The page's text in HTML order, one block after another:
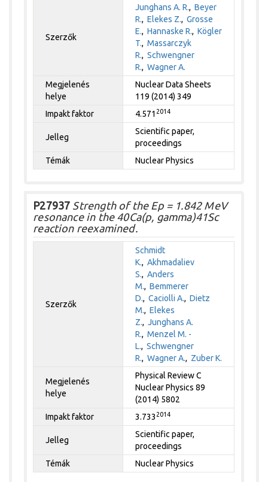
Szerzők
Junghans A. R.,Beyer
R.,Elekes Z.,Grosse
E.,Hannaske R.,Kögler
T.,Massarczyk
R.,Schwengner
R.,Wagner A.
Megjelenés
helye
Nuclear Data Sheets
119 (2014) 349
Impakt faktor
4.571 2014
Jelleg
Scientific paper,
proceedings
Témák
Nuclear Physics
P27937 Strength of the Ep = 1.842 MeV
resonance in the 40Ca(p, gamma)41Sc
reaction reexamined.
Szerzők
Schmidt
K.,Akhmadaliev
S.,Anders
M.,Bemmerer
D.,Caciolli A.,Dietz
M.,Elekes
Z.,Junghans A.
R.,Menzel M. -
L.,Schwengner
R.,Wagner A., Zuber K.
Megjelenés
helye
Physical Review C
Nuclear Physics 89
(2014) 5802
Impakt faktor
3.733 2014
Jelleg
Scientific paper,
proceedings
Témák
Nuclear Physics